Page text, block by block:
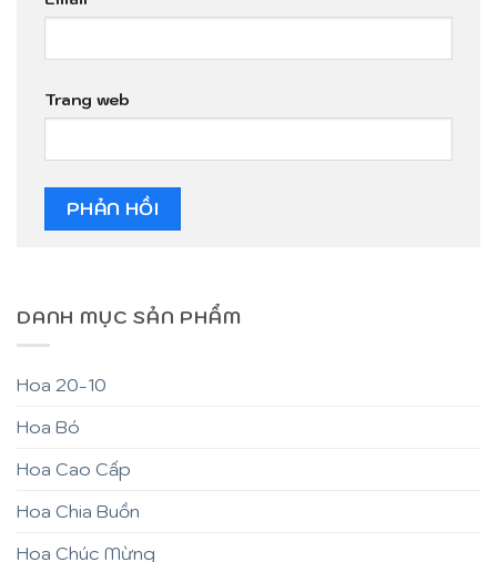
Trang web
DANH MỤC SẢN PHẨM
Hoa 20-10
Hoa Bó
Hoa Cao Cấp
Hoa Chia Buồn
Hoa Chúc Mừng